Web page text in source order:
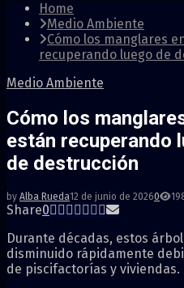
Home
Medio Ambiente
Cómo los manglares
recuperando luego de
Medio Ambiente
Cómo los
están recuperando
de destrucción
by Alba Rueda12 de junio de 20260
Share0
Durante décadas, estos
disminuido rápidamente
de piscifactorías y viviendas.